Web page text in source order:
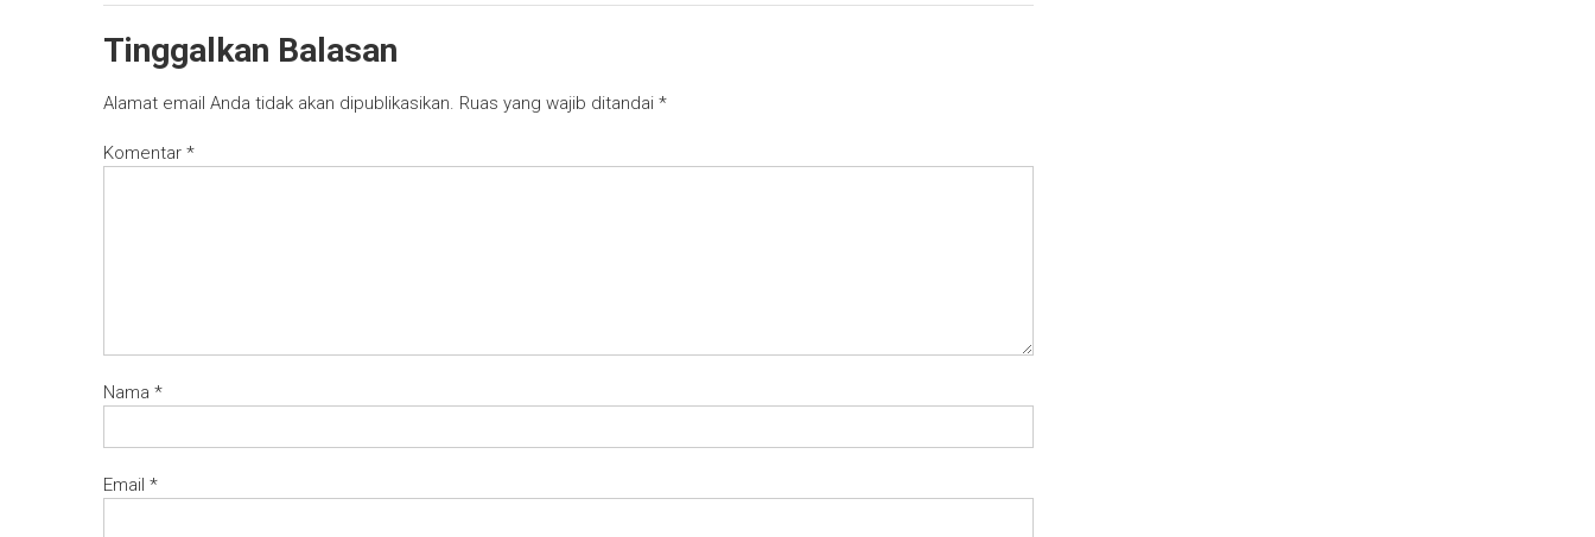
Tinggalkan Balasan
Alamat email Anda tidak akan dipublikasikan. Ruas yang wajib ditandai *
Komentar *
Nama *
Email *